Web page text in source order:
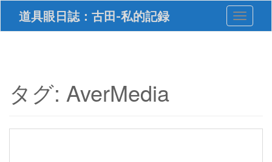
i
道具眼日誌：古田-私的記録 Toggle
タグ: AverMedia